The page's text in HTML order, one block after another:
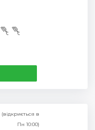
(відкриється в
Пн 10:00)